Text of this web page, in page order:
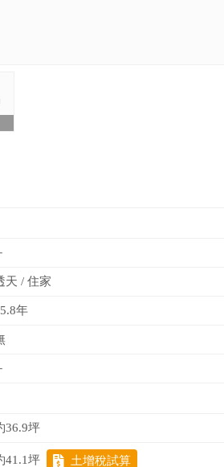
天 / 住家
年
36.9坪
41.1坪 土增稅試算